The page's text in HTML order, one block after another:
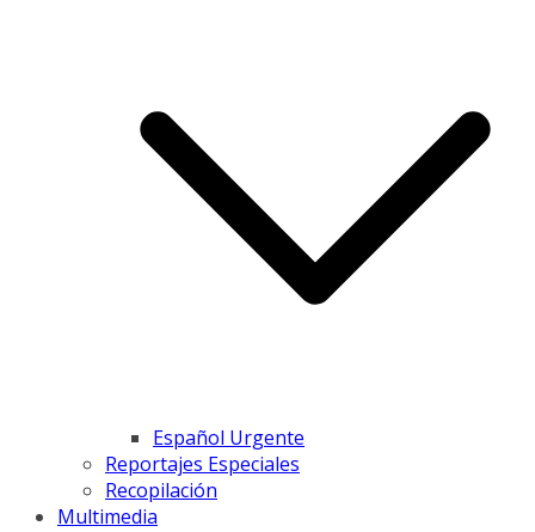
Español Urgente
Reportajes Especiales
Recopilación
Multimedia